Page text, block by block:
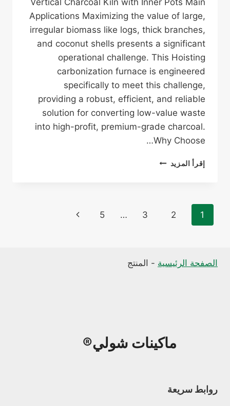
Applications Maximizing the value of large,
irregular biomass like logs, thick branches,
and coconut shells presents a significant
operational challenge. This Hoisting
carbonization furnace is engineered
specifically to meet this challenge,
providing a robust, efficient, and reliable
solution for converting low-value waste
into high-profit, premium-grade charcoal.
Why Choose…
إقرأ المزيد فرن
تنقل
1
2
3
…
5
الصفحة
الصفحة الرئيسية - المنتج
ماكينات شولي®
روابط سريعة